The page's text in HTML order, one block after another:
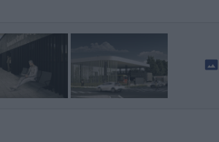
photo_size_select_actual